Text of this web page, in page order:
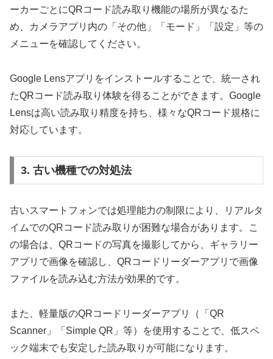
ーカーごとにQRコード読み取り機能の場所が異なるた
め、カメラアプリ内の「その他」「モード」「設定」等の
メニューを確認してください。
Google Lensアプリをインストールすることで、統一され
たQRコード読み取り体験を得ることができます。Google
Lensは高い読み取り精度を持ち、様々なQRコード規格に
対応しています。
3. 古い機種での対処法
古いスマートフォンでは処理能力の制限により、リアルタ
イムでのQRコード読み取りが困難な場合があります。こ
の場合は、QRコードの写真を撮影してから、ギャラリー
アプリで画像を確認し、QRコードリーダーアプリで画像
ファイルを読み込む方法が効果的です。
また、軽量版のQRコードリーダーアプリ（「QR
Scanner」「Simple QR」等）を使用することで、低スペ
ック端末でも安定した読み取りが可能になります。